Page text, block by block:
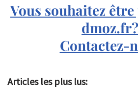
Vous souhaitez
dmoz.fr?
Contactez-
Articles les plus lus: